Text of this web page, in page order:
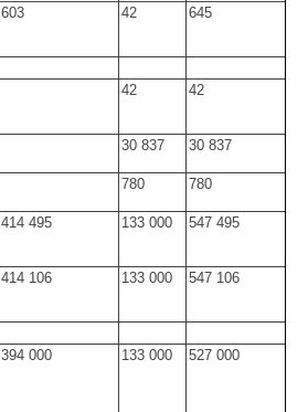
603 42 645
42 42
30 837 30 837
780 780
414 495 133 000 547 495
414 106 133 000 547 106
394 000 133 000 527 000